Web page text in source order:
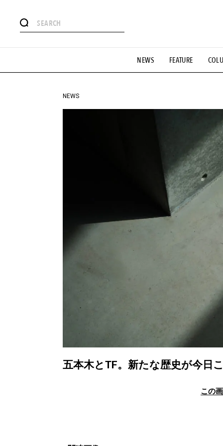
NEWS FEATURE
#憧れの逸品 #ESSENTIAL
#GH 銘品の所以 #フイナムのYouTube #Commune H
#HANDSOME HANDBOOK
NEWS
五本木とTF。新たな歴史が今日
この